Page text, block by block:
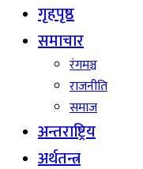
गृहपृष्ठ
समाचार
रंगमञ्च
राजनीति
समाज
अन्तराष्ट्रिय
अर्थतन्त्र